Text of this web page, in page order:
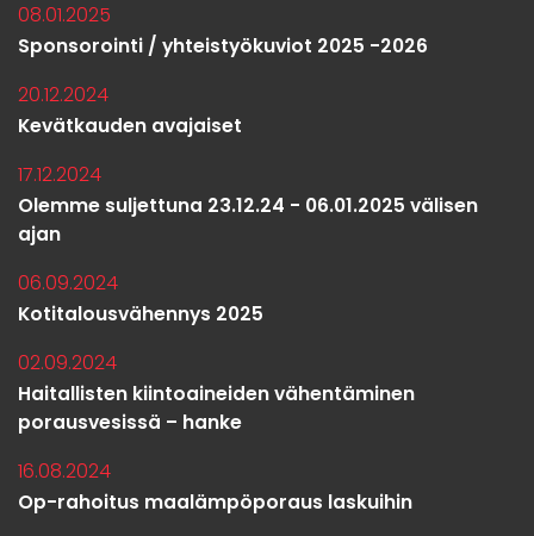
08.01.2025
Sponsorointi / yhteistyökuviot 2025 -2026
20.12.2024
Kevätkauden avajaiset
17.12.2024
Olemme suljettuna 23.12.24 - 06.01.2025 välisen
ajan
06.09.2024
Kotitalousvähennys 2025
02.09.2024
Haitallisten kiintoaineiden vähentäminen
porausvesissä – hanke
16.08.2024
Op-rahoitus maalämpöporaus laskuihin